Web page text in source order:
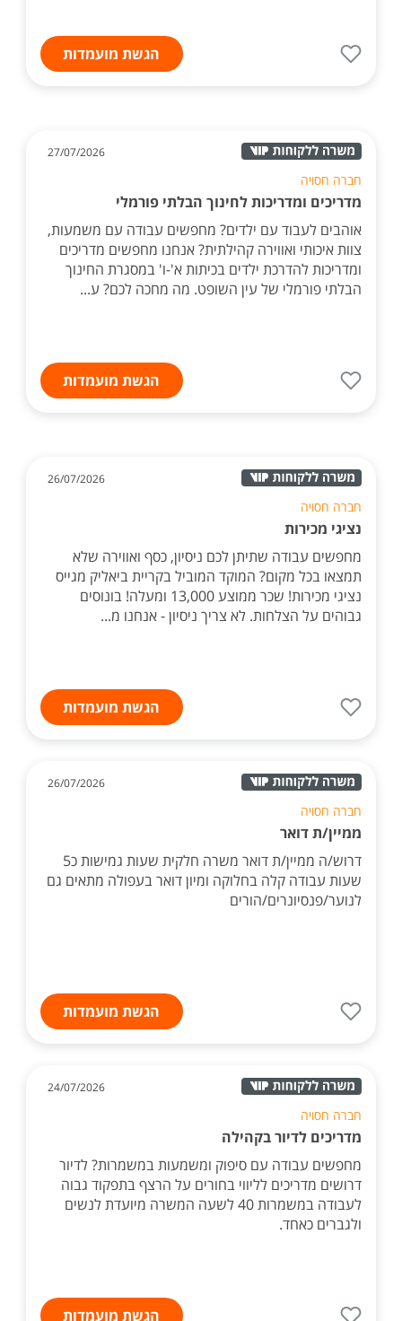
הגשת מועמדות
27/07/2026
חברה חסויה
מדריכים ומדריכות לחינוך הבלתי פורמלי
אוהבים לעבוד עם ילדים? מחפשים עבודה עם משמעות,
צוות איכותי ואווירה קהילתית? אנחנו מחפשים מדריכים
ומדריכות להדרכת ילדים בכיתות א'-ו' במסגרת החינוך
הבלתי פורמלי של עין השופט. מה מחכה לכם? ע...
הגשת מועמדות
26/07/2026
חברה חסויה
נציגי מכירות
מחפשים עבודה שתיתן לכם ניסיון, כסף ואווירה שלא
תמצאו בכל מקום? המוקד המוביל בקריית ביאליק מגייס
נציגי מכירות! שכר ממוצע 13,000 ומעלה! בונוסים
גבוהים על הצלחות. לא צריך ניסיון - אנחנו מ...
הגשת מועמדות
26/07/2026
חברה חסויה
ממיין/ת דואר
דרוש/ה ממיין/ת דואר משרה חלקית שעות גמישות כ5
שעות עבודה קלה בחלוקה ומיון דואר בעפולה מתאים גם
לנוער/פנסיונרים/הורים
הגשת מועמדות
24/07/2026
חברה חסויה
מדריכים לדיור בקהילה
מחפשים עבודה עם סיפוק ומשמעות במשמרות? לדיור
דרושים מדריכים לליווי בחורים על הרצף בתפקוד גבוה
לעבודה במשמרות 40 לשעה המשרה מיועדת לנשים
ולגברים כאחד.
הגשת מועמדות